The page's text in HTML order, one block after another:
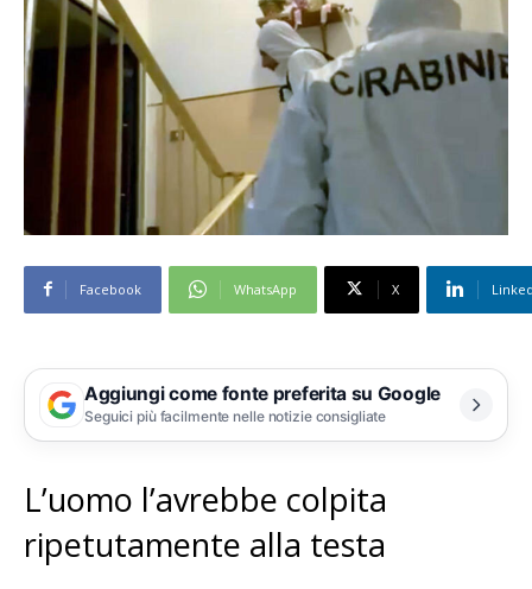
Facebook WhatsApp X
Aggiungi come fonte preferita su Google
Seguici più facilmente nelle notizie consigliate
L’uomo l’avrebbe colpita
ripetutamente alla testa